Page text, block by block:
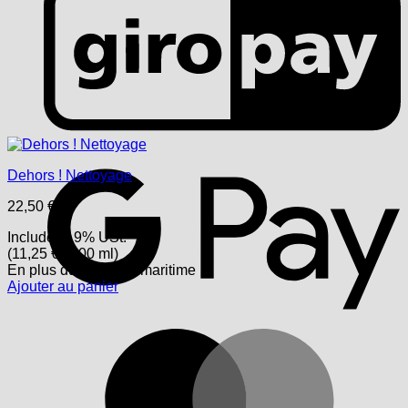
Dehors ! Nettoyage
22,50 €
Includes 19% USt.
(11,25 €
/ 100 ml)
En plus du transport
maritime
Ajouter au panier